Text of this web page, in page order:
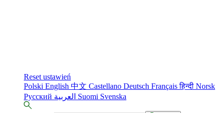
Reset ustawień
Polski English 中文 Castellano Deutsch Françaisहिन्दी Norsk
Русский
Suomi Svenska